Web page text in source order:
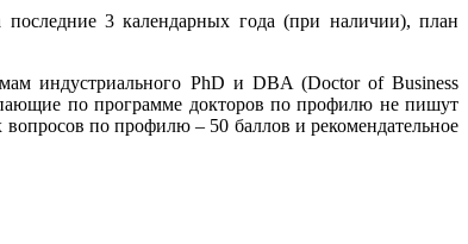
3 календарных года (при наличии), план
индустриального PhD и DBA (Doctor of Business
по программе докторов по профилю не пишут
по профилю – 50 баллов и рекомендательное